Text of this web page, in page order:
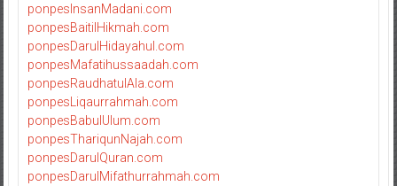
ponpesInsanMadani.com
ponpesBaitilHikmah.com
ponpesDarulHidayahul.com
ponpesMafatihussaadah.com
ponpesRaudhatulAla.com
ponpesLiqaurrahmah.com
ponpesBabulUlum.com
ponpesThariqunNajah.com
ponpesDarulQuran.com
ponpesDarulMifathurrahmah.com